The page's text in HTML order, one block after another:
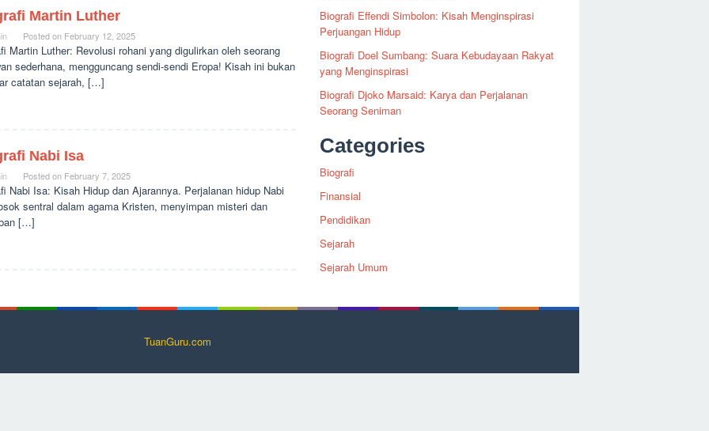
Martin Luther
Posted on February 12, 2025
Martin Luther: Revolusi rohani yang digulirkan oleh seorang
sederhana, mengguncang sendi-sendi Eropa! Kisah ini bukan
catatan sejarah, […]
Nabi Isa
Posted on February 7, 2025
Nabi Isa: Kisah Hidup dan Ajarannya. Perjalanan hidup Nabi
sentral dalam agama Kristen, menyimpan misteri dan
[…]
Biografi Effendi Simbolon: Kisah Menginspirasi
Perjuangan Hidup
Biografi Doel Sumbang: Suara Kebudayaan Rakyat
yang Menginspirasi
Biografi Djoko Marsaid: Karya dan Perjalanan
Seorang Seniman
Categories
Biografi
Finansial
Pendidikan
Sejarah
Sejarah Umum
TuanGuru.com